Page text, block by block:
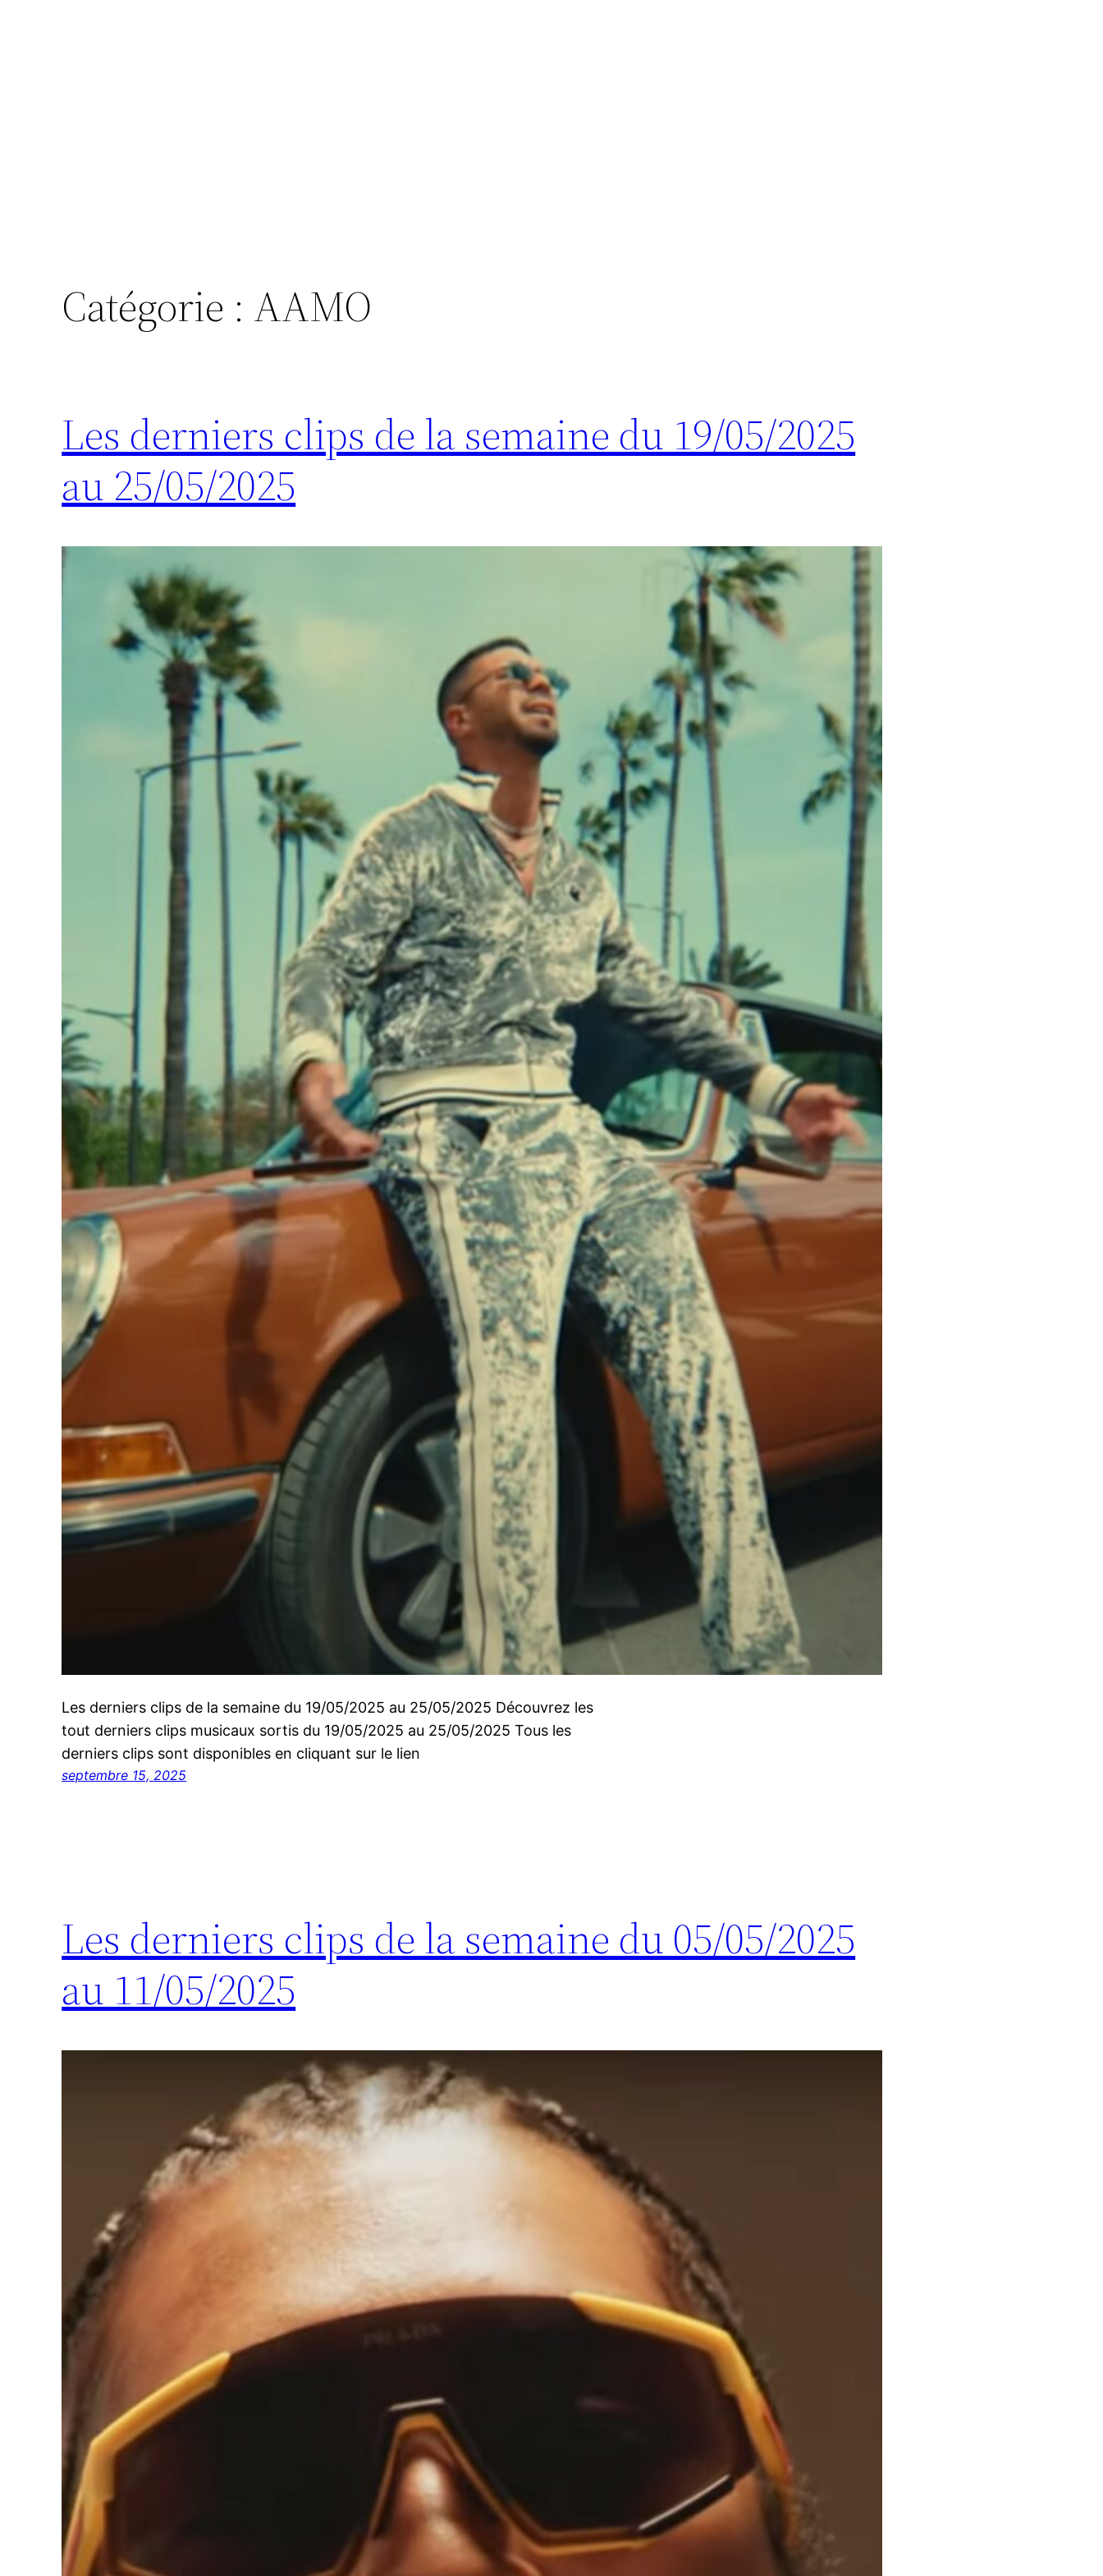
Catégorie : AAMO
Les derniers clips de la semaine du 19/05/2025
au 25/05/2025
Les derniers clips de la semaine du 19/05/2025 au 25/05/2025 Découvrez les
tout derniers clips musicaux sortis du 19/05/2025 au 25/05/2025 Tous les
derniers clips sont disponibles en cliquant sur le lien
septembre 15, 2025
Les derniers clips de la semaine du 05/05/2025
au 11/05/2025